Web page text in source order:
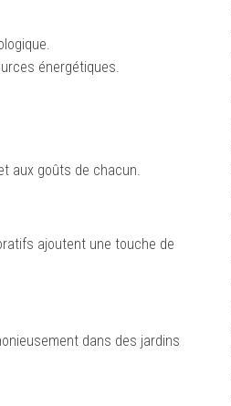
énergétiques.
aux goûts de chacun.
ajoutent une touche de
dans des jardins